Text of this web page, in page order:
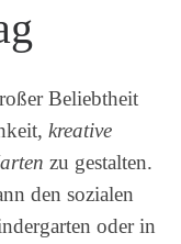
Beliebtheit
kreative
zu gestalten.
den sozialen
oder in